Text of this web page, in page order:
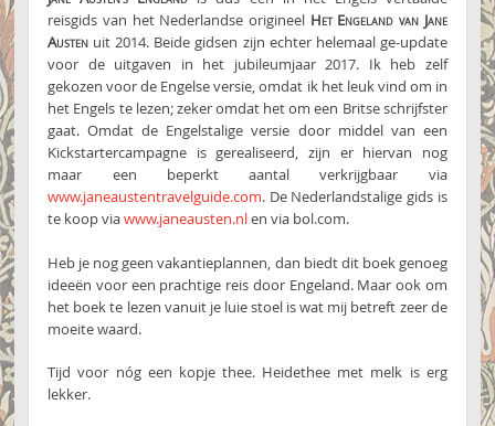
reisgids van het Nederlandse origineel Het Engeland van Jane
Austen uit 2014. Beide gidsen zijn echter helemaal ge-update
voor de uitgaven in het jubileumjaar 2017. Ik heb zelf
gekozen voor de Engelse versie, omdat ik het leuk vind om in
het Engels te lezen; zeker omdat het om een Britse schrijfster
gaat. Omdat de Engelstalige versie door middel van een
Kickstartercampagne is gerealiseerd, zijn er hiervan nog
maar een beperkt aantal verkrijgbaar via
www.janeaustentravelguide.com. De Nederlandstalige gids is
te koop viawww.janeausten.nlen via bol.com.
Heb je nog geen vakantieplannen, dan biedt dit boek genoeg
ideeën voor een prachtige reis door Engeland. Maar ook om
het boek te lezen vanuit je luie stoel is wat mij betreft zeer de
moeite waard.
Tijd voor nóg een kopje thee. Heidethee met melk is erg
lekker.